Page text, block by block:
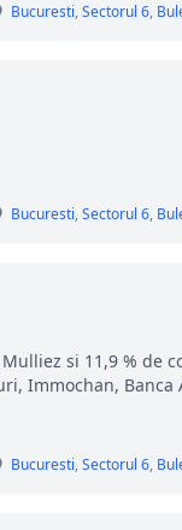
Bucuresti,Sectorul 6,
Bucuresti,Sectorul 6,
si 11,9 % de
Immochan, Banca
Bucuresti,Sectorul 6,